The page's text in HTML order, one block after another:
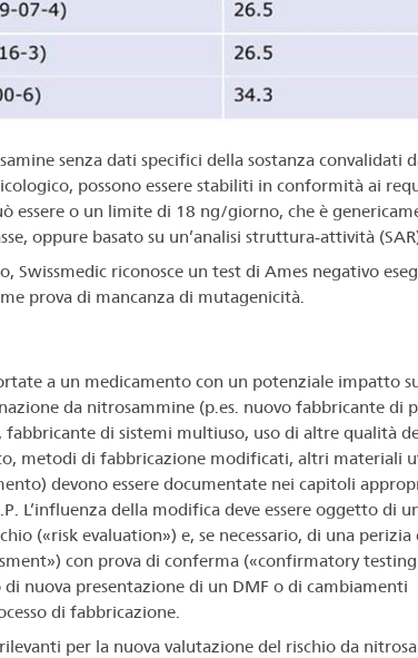
senza dati specifici della sostanza convalidati
possono essere stabiliti in conformità ai
essere o un limite di 18 ng/giorno, che è
oppure basato su un’analisi struttura-attività
Swissmedic riconosce un test di Ames negativo
prova di mancanza di mutagenicità.
a un medicamento con un potenziale impatto
da nitrosammine (p.es. nuovo fabbricante di
fabbricante di sistemi multiuso, uso di altre qualità
metodi di fabbricazione modificati, altri materiali
devono essere documentate nei capitoli
L’influenza della modifica deve essere oggetto di
(«risk evaluation») e, se necessario, di una perizia
con prova di conferma («confirmatory
di nuova presentazione di un DMF o di cambiamenti
di fabbricazione.
per la nuova valutazione del rischio da